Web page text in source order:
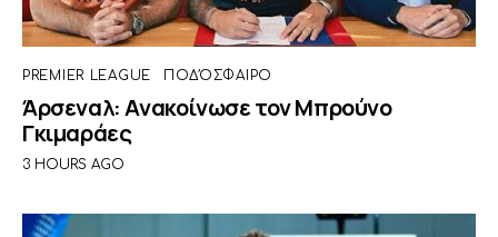
PREMIER LEAGUE ΠΟΔΌΣΦΑΙΡΟ
Άρσεναλ: Ανακοίνωσε τον Μπρούνο
Γκιμαράες
3 HOURS AGO